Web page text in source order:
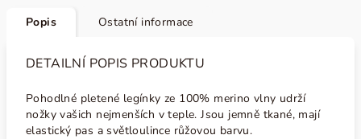
Popis Ostatní informace
DETAILNÍ POPIS PRODUKTU
Pohodlné pletené legínky ze 100% merino vlny udrží
nožky vašich nejmenších v teple. Jsou jemně tkané, mají
elastický pas a světloulince růžovou barvu.